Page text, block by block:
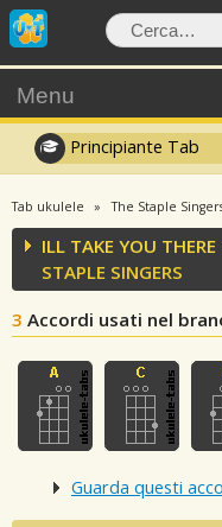
Menu
Principiante Tab
Tab ukulele The Staple
ILL TAKE YOU THERE
STAPLE SINGERS
3 Accordi usati nel
Guarda questi